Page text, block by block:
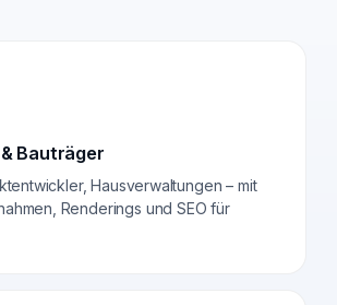
Bauträger
Hausverwaltungen – mit
Renderings und SEO für